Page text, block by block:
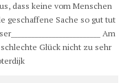
aus, dass keine vom Menschen
geschaffene Sache so gut tut
Am
Glück nicht zu sehr